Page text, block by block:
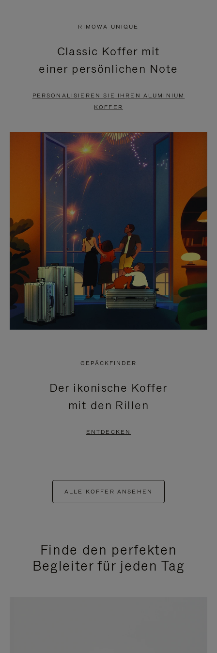
PAUSIERT,
BITTE
DRÜCKEN
ANZUHALTEN
KLICKEN
SIE
ZUM
AUFHEBEN
STUMMSCHALTUNG
RIMOWA UNIQUE
Classic Koffer mit
einer persönlichen Note
PERSONALISIEREN SIE IHREN ALUMINIUM
KOFFER
GEPÄCKFINDER
Der ikonische Koffer
mit den Rillen
ENTDECKEN
ALLE KOFFER ANSEHEN
Finde den perfekten
Begleiter für jeden Tag